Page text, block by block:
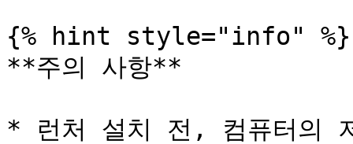
{% hint style="info" %}
**주의 사항**
* 런처 설치 전, 컴퓨터의